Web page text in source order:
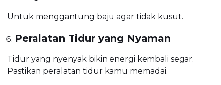
Untuk menggantung baju agar tidak kusut.
Peralatan Tidur yang Nyaman
Tidur yang nyenyak bikin energi kembali segar.
Pastikan peralatan tidur kamu memadai.